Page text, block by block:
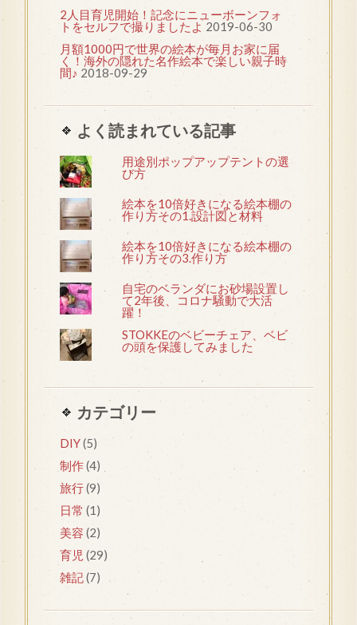
2人目育児開始！記念にニューボーンフォ
トをセルフで撮りましたよ 2019-06-30
月額1000円で世界の絵本が毎月お家に届
く！海外の隠れた名作絵本で楽しい親子時
間♪ 2018-09-29
よく読まれている記事
用途別ポップアップテントの選
び方
絵本を10倍好きになる絵本棚の
作り方その1.設計図と材料
絵本を10倍好きになる絵本棚の
作り方その3.作り方
自宅のベランダにお砂場設置し
て2年後、コロナ騒動で大活
躍！
STOKKEのベビーチェア、ベビ
の頭を保護してみました
カテゴリー
DIY(5)
制作(4)
旅行(9)
日常 (1)
美容 (2)
育児 (29)
雑記(7)